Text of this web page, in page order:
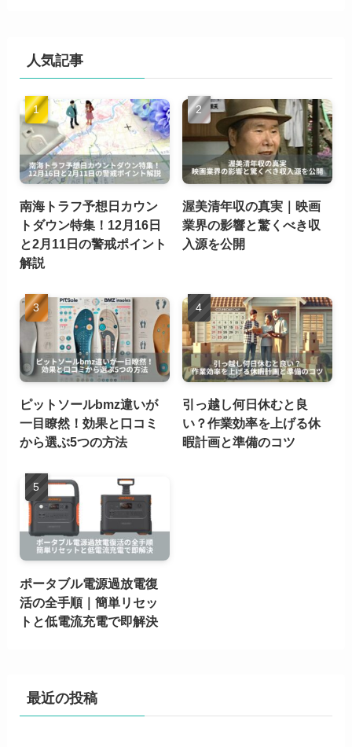
人気記事
南海トラフ予想日カウン
トダウン特集！12月16日
と2月11日の警戒ポイント
解説
渥美清年収の真実｜映画
業界の影響と驚くべき収
入源を公開
ピットソールbmz違いが
一目瞭然！効果と口コミ
から選ぶ5つの方法
引っ越し何日休むと良
い？作業効率を上げる休
暇計画と準備のコツ
ポータブル電源過放電復
活の全手順｜簡単リセッ
トと低電流充電で即解決
最近の投稿